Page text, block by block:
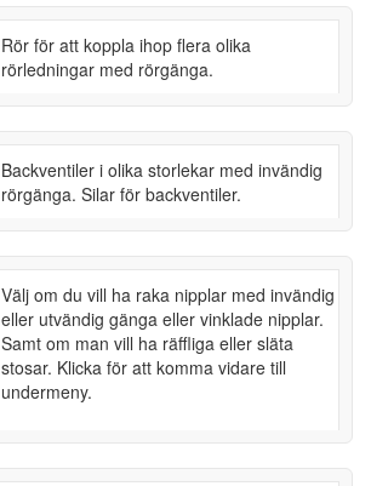
Rör för att koppla ihop flera olika
rörledningar med rörgänga.
Backventiler i olika storlekar med invändig
rörgänga. Silar för backventiler.
Välj om du vill ha raka nipplar med invändig
eller utvändig gänga eller vinklade nipplar.
Samt om man vill ha räffliga eller släta
stosar. Klicka för att komma vidare till
undermeny.